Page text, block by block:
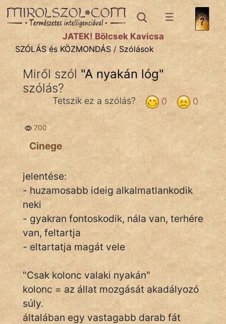
SZÓLÁS ÉS KÖZMONDÁStémák:
Bibliai
Közmondások
Szállóigék
Szóláscsoportok
Szólások
Tréfás
SZÓLÁS
És
KÖZMONDÁS
JÁTÉK! Bölcsek Kavicsa
SZÓLÁS és KÖZMONDÁS / Szólások
Miről szól "A nyakán lóg"
szólás?
0
0
Tetszik ez a szólás?
700
Cinege
jelentése:
- huzamosabb ideig alkalmatlankodik
neki
- gyakran fontoskodik, nála van, terhére
van, feltartja
- eltartatja magát vele
"Csak kolonc valaki nyakán"
kolonc = az állat mozgását akadályozó
súly.
általában egy vastagabb darab fát